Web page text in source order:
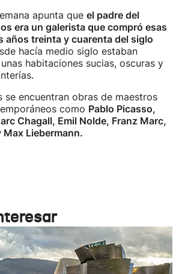
apunta que el padre del
era un galerista que compró esas
años treinta y cuarenta del siglo
hacía medio siglo estaban
habitaciones sucias, oscuras y
se encuentran obras de maestros
como Pablo Picasso,
Chagall, Emil Nolde, Franz Marc,
Max Liebermann.